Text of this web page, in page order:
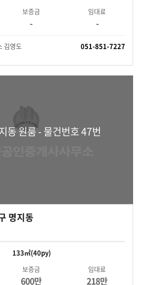
보증금
-
임대료
-
김영도 051-851-7227
동 원룸 - 물건번호 47번
명지동
133㎡(40py)
보증금
600만
임대료
218만